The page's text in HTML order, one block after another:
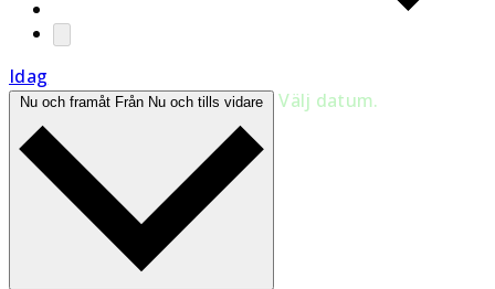
Idag
Nu och framåt Från Nu och tills vidare Välj datum.